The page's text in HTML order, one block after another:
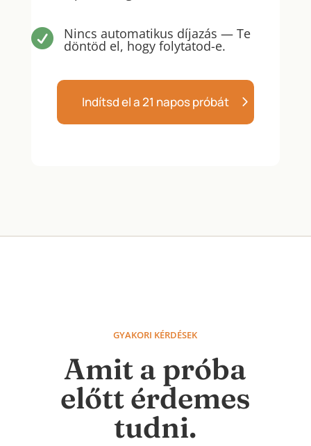
 Nincs automatikus díjazás — Te
döntöd el, hogy folytatod-e.
Indítsd el a 21 napos próbát
GYAKORI KÉRDÉSEK
Amit a próba
előtt érdemes
tudni.